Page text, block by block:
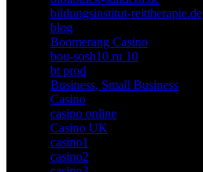
bildungsinstitut-reittherapie.de
blog
Boomerang Casino
bou-sosh10.ru 10
bt prod
Business, Small Business
Casino
casino online
Casino UK
casino1
casino2